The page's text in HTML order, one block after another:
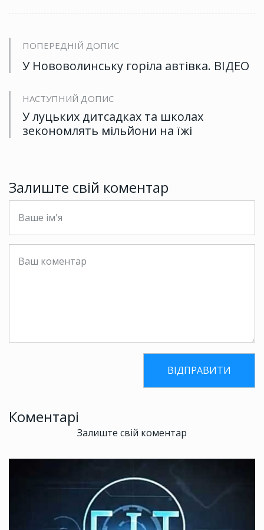
ПОПЕРЕДНІЙ ДОПИС
У Нововолинську горіла автівка. ВІДЕО
НАСТУПНИЙ ДОПИС
У луцьких дитсадках та школах
зекономлять мільйони на їжі
Залиште свій коментар
Коментарі
Залиште свій коментар